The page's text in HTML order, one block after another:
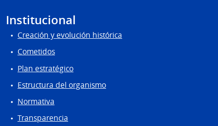
Institucional
Creación y evolución histórica
Cometidos
Plan estratégico
Estructura del organismo
Normativa
Transparencia